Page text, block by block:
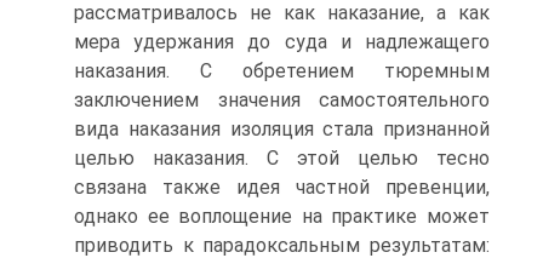
рассматривалось не как наказание, а как
мера удержания до суда и надлежащего
наказания. С обретением тюремным
заключением значения самостоятельного
вида наказания изоляция стала признанной
целью наказания. С этой целью тесно
связана также идея частной превенции,
однако ее воплощение на практике может
приводить к парадоксальным результатам: